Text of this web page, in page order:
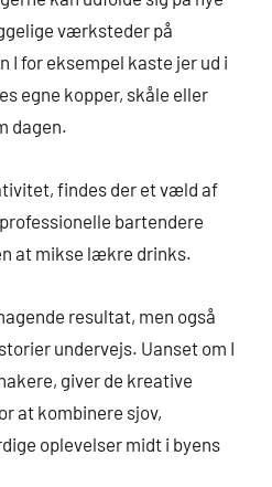
værksteder på
I for eksempel kaste jer ud i
egne kopper, skåle eller
dagen.
findes der et væld af
bartendere
at mikse lækre drinks.
resultat, men også
undervejs. Uanset om I
giver de kreative
at kombinere sjov,
oplevelser midt i byens